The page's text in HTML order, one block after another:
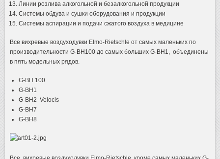
Линии розлива алкогольной и безалкогольной продукции
Системы обдува и сушки оборудования и продукции
Системы аспирации и подачи сжатого воздуха в медицине
Все вихревые воздуходувки Elmo-Rietschle от самых маленьких по
производительности G-BH100 до самых больших G-BH1, объединены
в пять модельных рядов.
G-BH 100
G-BH1
G-BH2 Velocis
G-BH7
G-BH8